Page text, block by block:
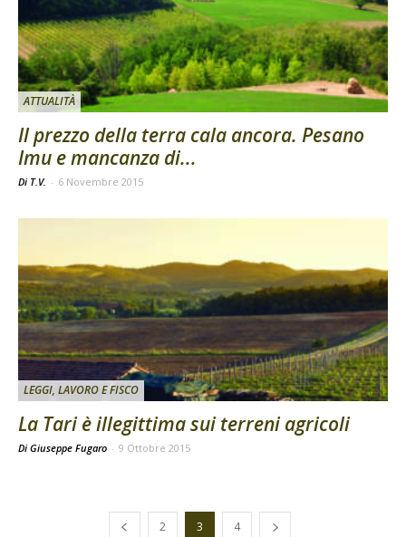
ATTUALITÀ
Il prezzo della terra cala ancora. Pesano
Imu e mancanza di...
Di T.V. - 6 Novembre 2015
LEGGI, LAVORO E FISCO
La Tari è illegittima sui terreni agricoli
Di Giuseppe Fugaro - 9 Ottobre 2015
2 3 4